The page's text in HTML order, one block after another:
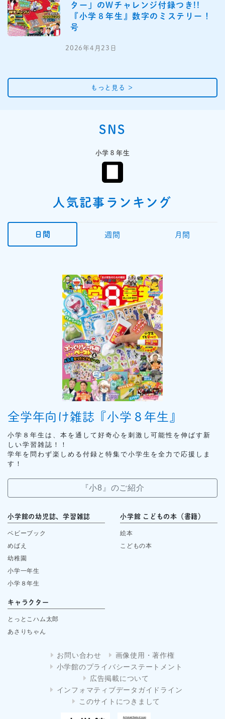
ター」のWチャレンジ付録つき!!
『小学８年生』数字のミステリー！
号
2026年4月23日
もっと見る ＞
SNS
小学８年生
人気記事ランキング
日間 週間 月間
全学年向け雑誌『小学８年生』
小学８年生は、本を通して好奇心を刺激し可能性を伸ばす新
しい学習雑誌！！
学年を問わず楽しめる付録と特集で小学生を全力で応援しま
す！
『小8』のご紹介
小学館の幼児誌、学習雑誌
ベビーブック
めばえ
幼稚園
小学一年生
小学８年生
小学館 こどもの本（書籍）
絵本
こどもの本
キャラクター
とっとこハム太郎
あさりちゃん
お問い合わせ
画像使用・著作権
小学館のプライバシーステートメント
広告掲載について
インフォマティブデータガイドライン
このサイトにつきまして